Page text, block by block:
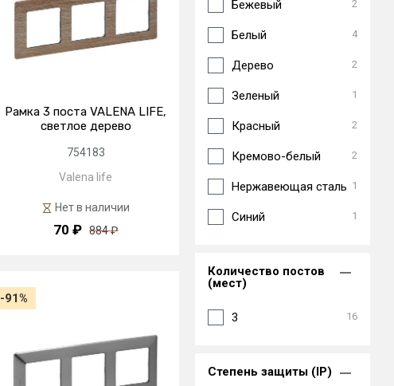
Рамка 3 поста VALENA LIFE,
светлое дерево
754183
Valena life
Нет в наличии
70 ₽ 884 ₽
-91%
Бежевый 2
Белый 4
Дерево 2
Зеленый 1
Красный 2
Кремово-белый 2
Нержавеющая сталь 1
Синий 1
Количество постов
(мест)
3 16
Степень защиты (IP)